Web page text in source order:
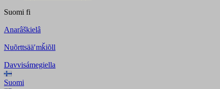
Suomi fi
Anarâškielâ
Nuõrttsääʹmǩiõll
Davvisámegiella
Suomi